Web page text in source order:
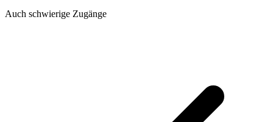
Auch schwierige Zugänge